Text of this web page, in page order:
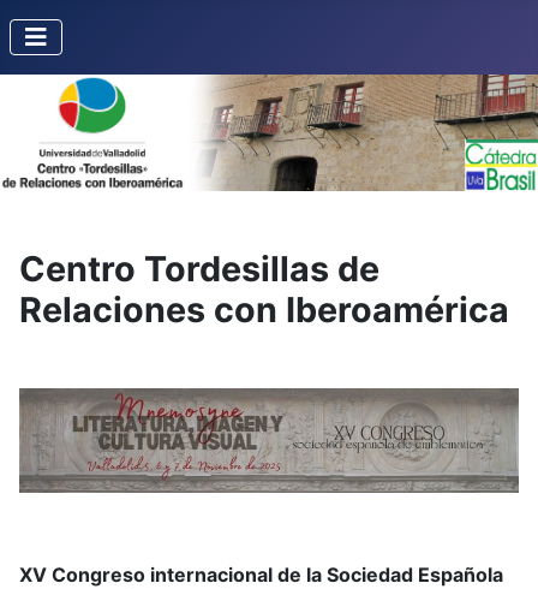
Centro Tordesillas de
Relaciones con Iberoamérica
XV Congreso internacional de la Sociedad Española